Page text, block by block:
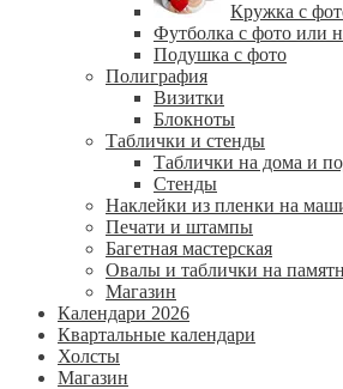
Кружка с
Футболка с фото или
Подушка с фото
Полиграфия
Визитки
Блокноты
Таблички и стенды
Таблички на дома и
Стенды
Наклейки из пленки на
Печати и штампы
Багетная мастерская
Овалы и таблички на
Магазин
Календари 2026
Квартальные календари
Холсты
Магазин